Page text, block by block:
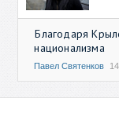
Благодаря
национализма
Павел Святенков